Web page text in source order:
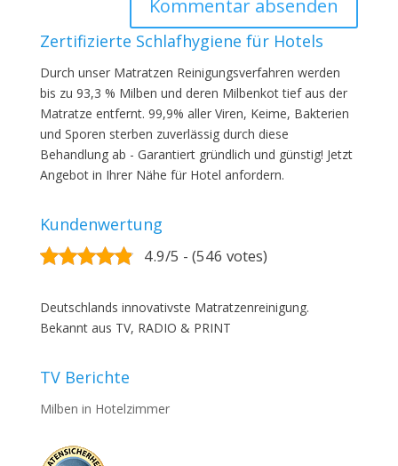
Zertifizierte Schlafhygiene für Hotels
Durch unser Matratzen Reinigungsverfahren werden
bis zu 93,3 % Milben und deren Milbenkot tief aus der
Matratze entfernt. 99,9% aller Viren, Keime, Bakterien
und Sporen sterben zuverlässig durch diese
Behandlung ab - Garantiert gründlich und günstig! Jetzt
Angebot in Ihrer Nähe für Hotel anfordern.
Kundenwertung
4.9/5 - (546 votes)
Deutschlands innovativste Matratzenreinigung.
Bekannt aus TV, RADIO & PRINT
TV Berichte
Milben in Hotelzimmer